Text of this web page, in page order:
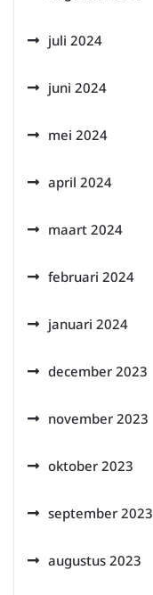
juli 2024
juni 2024
mei 2024
april 2024
maart 2024
februari 2024
januari 2024
december 2023
november 2023
oktober 2023
september 2023
augustus 2023